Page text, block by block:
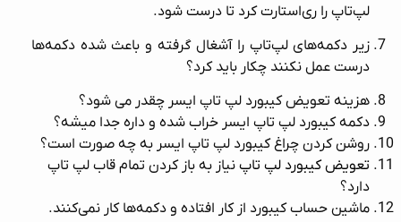
لپ‌تاپ را ری‌استارت کرد تا درست شود.
زیر دکمه‌های لپ‌تاپ را آشغال گرفته و باعث شده دکمه‌ها
درست عمل نکنند چکار باید کرد؟
هزینه تعویض کیبورد لپ تاپ ایسر چقدر می شود؟
دکمه کیبورد لپ تاپ ایسر خراب شده و داره جدا میشه؟
روشن کردن چراغ کیبورد لپ تاپ ایسر به چه صورت است؟
تعویض کیبورد لپ تاپ نیاز به باز کردن تمام قاب لپ تاپ
دارد؟
ماشین حساب کیبورد از کار افتاده و دکمه‌ها کار نمی‌کنند.